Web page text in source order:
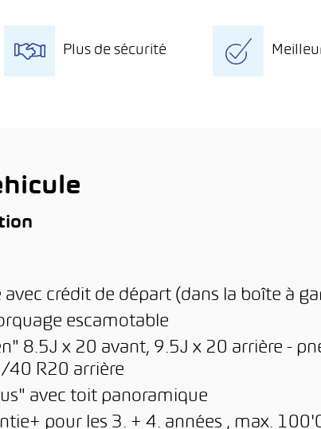
Plus de sécurité
avec crédit de départ (dans la boîte à
escamotable
8.5J x 20 avant, 9.5J x 20 arrière -
40 R20 arrière
avec toit panoramique
pour les 3. + 4. années , max.